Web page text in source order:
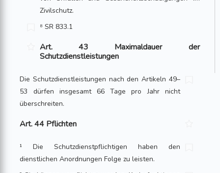
Zivilschutz.
⁸ SR 833.1
Art. 43 Maximaldauer der
Schutzdienstleistungen
Die Schutzdienstleistungen nach den Artikeln 49–
53 dürfen insgesamt 66 Tage pro Jahr nicht
überschreiten.
Art. 44 Pflichten
¹ Die Schutzdienstpflichtigen haben den
dienstlichen Anordnungen Folge zu leisten.